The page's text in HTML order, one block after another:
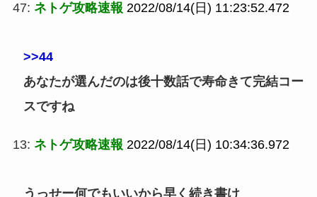
47: ネトゲ攻略速報 2022/08/14(日) 11:23:52.472
>>44
あなたが選んだのは後十数話で寿命きて完結コー
スですね
13: ネトゲ攻略速報 2022/08/14(日) 10:34:36.972
うっせー何でもいいから早く続き書け